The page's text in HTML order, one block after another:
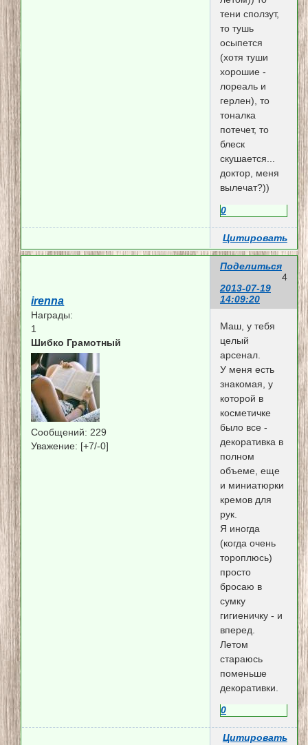
тени сползут,
то тушь
осыпется
(хотя туши
хорошие -
лореаль и
герлен), то
тоналка
потечет, то
блеск
скушается...
доктор, меня
вылечат?))
0
Цитировать
Поделиться
4
2013-07-19
14:09:20
irenna
Награды:
1
Шибко Грамотный
Сообщений: 229
Уважение: [+7/-0]
Маш, у тебя
целый
арсенал.
У меня есть
знакомая, у
которой в
косметичке
было все -
декоративка в
полном
объеме, еще
и миниатюрки
кремов для
рук.
Я иногда
(когда очень
тороплюсь)
просто
бросаю в
сумку
гигиеничку - и
вперед.
Летом
стараюсь
поменьше
декоративки.
0
Цитировать